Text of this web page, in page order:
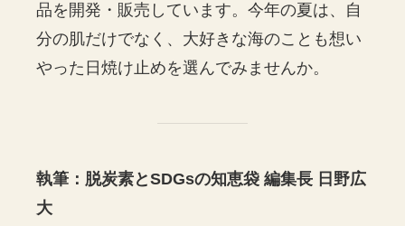
品を開発・販売しています。今年の夏は、自
分の肌だけでなく、大好きな海のことも想い
やった日焼け止めを選んでみませんか。
執筆：脱炭素とSDGsの知恵袋 編集長 日野広
大